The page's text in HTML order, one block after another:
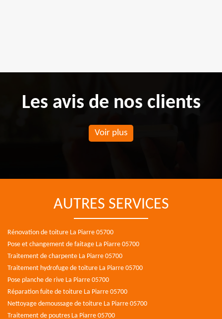
Les avis de nos clients
Voir plus
AUTRES SERVICES
Rénovation de toiture La Piarre 05700
Pose et changement de faitage La Piarre 05700
Traitement de charpente La Piarre 05700
Traitement hydrofuge de toiture La Piarre 05700
Pose planche de rive La Piarre 05700
Réparation fuite de toiture La Piarre 05700
Nettoyage demoussage de toiture La Piarre 05700
Traitement de poutres La Piarre 05700